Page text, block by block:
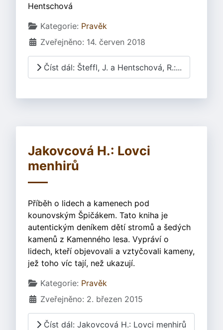
Hentschová
Základní údaje
Kategorie: Pravěk
Zveřejněno: 14. červen 2018
Číst dál: Šteffl, J. a Hentschová, R.:...
Jakovcová H.: Lovci
menhirů
Příběh o lidech a kamenech pod
kounovským Špičákem. Tato kniha je
autentickým deníkem dětí stromů a šedých
kamenů z Kamenného lesa. Vypráví o
lidech, kteří objevovali a vztyčovali kameny,
jež toho víc tají, než ukazují.
Základní údaje
Kategorie: Pravěk
Zveřejněno: 2. březen 2015
Číst dál: Jakovcová H.: Lovci menhirů